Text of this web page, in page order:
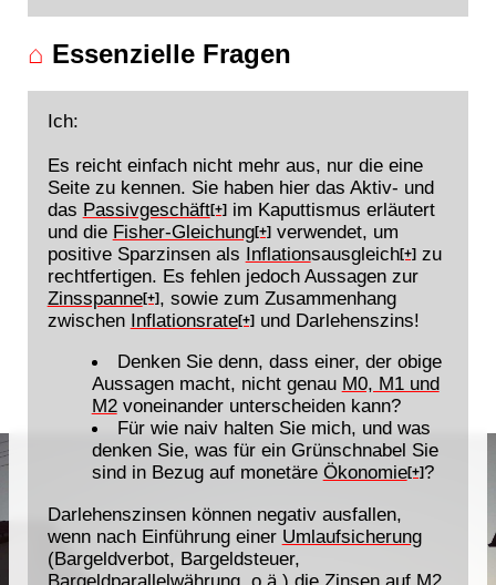
⌂ Essenzielle Fragen
Ich:
Es reicht einfach nicht mehr aus, nur die eine
Seite zu kennen. Sie haben hier das Aktiv- und
das Passivgeschäft[+]im Kaputtismus erläutert
und die Fisher-Gleichung[+]verwendet, um
positive Sparzinsen als Inflationsausgleich[+]zu
rechtfertigen. Es fehlen jedoch Aussagen zur
Zinsspanne[+], sowie zum Zusammenhang
zwischen Inflationsrate[+]und Darlehenszins!
Denken Sie denn, dass einer, der obige
Aussagen macht, nicht genau M0, M1 und
M2voneinander unterscheiden kann?
Für wie naiv halten Sie mich, und was
denken Sie, was für ein Grünschnabel Sie
sind in Bezug auf monetäre Ökonomie[+]?
Darlehenszinsen können negativ ausfallen,
wenn nach Einführung einer Umlaufsicherung
(Bargeldverbot, Bargeldsteuer,
Bargeldparallelwährung, o.ä.) die Zinsen auf M2